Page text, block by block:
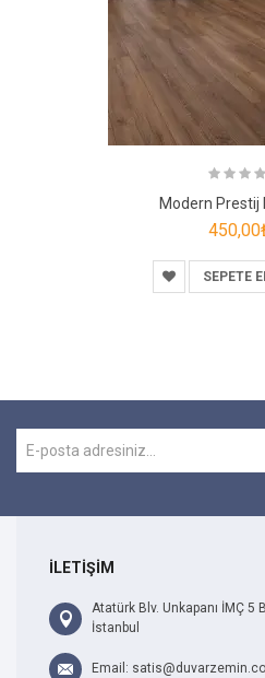
Modern Prestij
SEPETE
İLETİŞİM
Atatürk Blv. Unkapanı İMÇ 5
İstanbul
Email: